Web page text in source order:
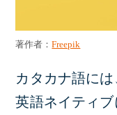
著作者：Freepik
カタカナ語には
英語ネイティ